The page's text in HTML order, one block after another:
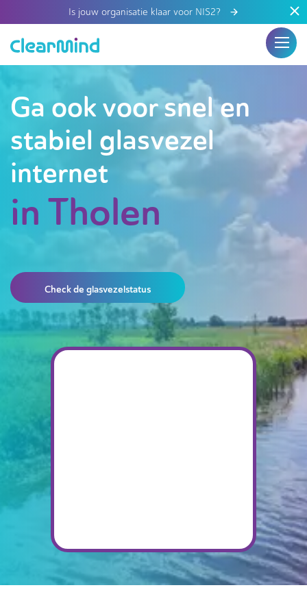
Is jouw organisatie klaar voor NIS2?
Ga ook voor snel en
stabiel glasvezel
internet
in Tholen
Check de glasvezelstatus